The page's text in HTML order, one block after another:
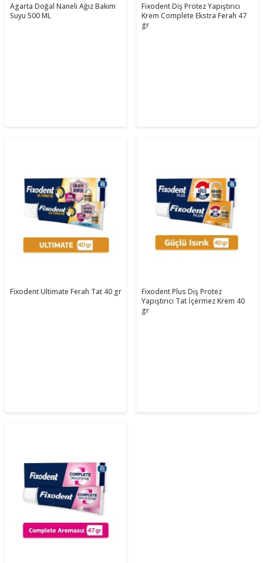
Agarta Doğal Naneli Ağız Bakım
Suyu 500 ML
Fixodent Diş Protez Yapıştırıcı
Krem Complete Ekstra Ferah 47
gr
Fixodent Ultimate Ferah Tat 40 gr
Fixodent Plus Diş Protez
Yapıştırıcı Tat İçermez Krem 40
gr